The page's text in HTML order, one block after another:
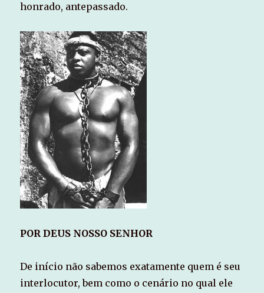
honrado, antepassado.
POR DEUS NOSSO SENHOR
De início não sabemos exatamente quem é seu
interlocutor, bem como o cenário no qual ele